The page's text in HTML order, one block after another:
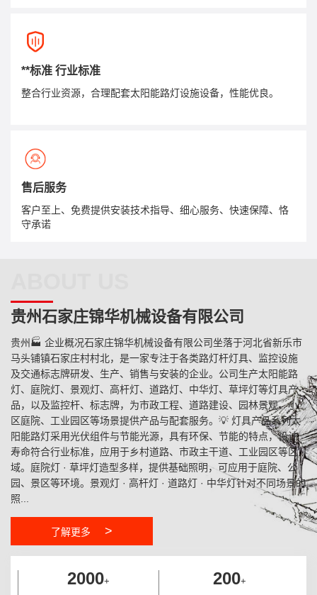
**标准 行业标准
整合行业资源，合理配套太阳能路灯设施设备，性能优良。
售后服务
客户至上、免费提供安装技术指导、细心服务、快速保障、恪
守承诺
贵州石家庄锦华机械设备有限公司
贵州🏭 企业概况石家庄锦华机械设备有限公司坐落于河北省新乐市
马头铺镇石家庄村村北，是一家专注于各类路灯杆灯具、监控设施
及交通标志牌研发、生产、销售与安装的企业。公司生产太阳能路
灯、庭院灯、景观灯、高杆灯、道路灯、中华灯、草坪灯等灯具产
品，以及监控杆、标志牌，为市政工程、道路建设、园林景观、小
区庭院、工业园区等场景提供产品与配套服务。💡 灯具产品系列太
阳能路灯采用光伏组件与节能光源，具有环保、节能的特点，设计
寿命符合行业标准，应用于乡村道路、市政主干道、工业园区等区
域。庭院灯 · 草坪灯造型多样，提供基础照明，可应用于庭院、公
园、景区等环境。景观灯 · 高杆灯 · 道路灯 · 中华灯针对不同场景的
照...
了解更多 >
2000+
200+